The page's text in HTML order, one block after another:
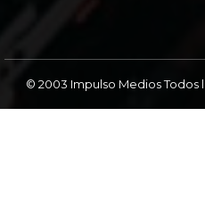
© 2003 Impulso Medios Todos